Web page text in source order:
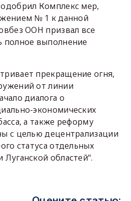
Комплекс мер,
№ 1 к данной
ООН призвал все
полное выполнение
прекращение огня,
от линии
диалога о
экономических
а также реформу
с целью децентрализации
статуса отдельных
областей".